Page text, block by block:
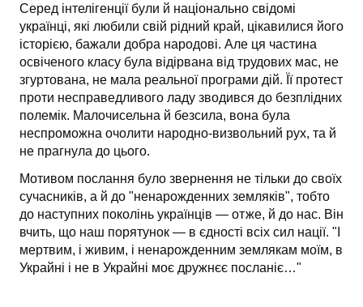
Серед інтелігенції були й національно свідомі
українці, які любили свій рідний край, цікавилися його
історією, бажали доб­ра народові. Але ця частина
освіченого класу була відірвана від трудових мас, не
згуртована, не мала реальної програми дій. Її протест
проти несправедливого ладу зводився до безплідних
полемік. Малочисельна й безсила, вона була
неспроможна очолити народно-визвольний рух, та й
не прагнула до цього.
Мотивом послання було звернення не тільки до своїх
сучасників, а й до "ненарожденних земляків", тобто
до наступних поколінь українців — отже, й до нас. Він
вчить, що наш поря­тунок — в єдності всіх сил нації. "І
мертвим, і живим, і ненарожденним землякам моїм, в
Украйні і не в Украйні моє дружнєє посланіє…"